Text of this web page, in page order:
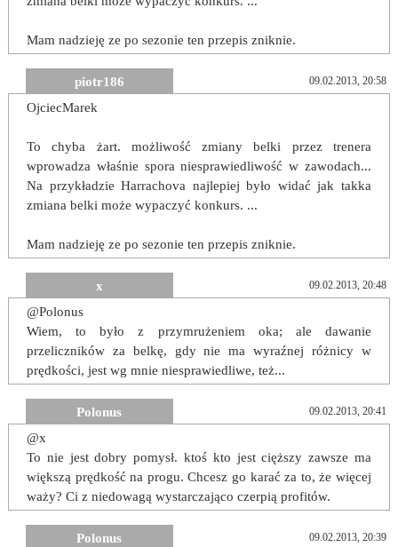
Mam nadzieję ze po sezonie ten przepis zniknie.
piotr186 09.02.2013, 20:58
OjciecMarek
To chyba żart. możliwość zmiany belki przez trenera
wprowadza właśnie spora niesprawiedliwość w zawodach...
Na przykładzie Harrachova najlepiej było widać jak takka
zmiana belki może wypaczyć konkurs. ...
Mam nadzieję ze po sezonie ten przepis zniknie.
x 09.02.2013, 20:48
@Polonus
Wiem, to było z przymrużeniem oka; ale dawanie
przeliczników za belkę, gdy nie ma wyraźnej różnicy w
prędkości, jest wg mnie niesprawiedliwe, też...
Polonus 09.02.2013, 20:41
@x
To nie jest dobry pomysł. ktoś kto jest cięższy zawsze ma
większą prędkość na progu. Chcesz go karać za to, że więcej
waży? Ci z niedowagą wystarczająco czerpią profitów.
Polonus 09.02.2013, 20:39